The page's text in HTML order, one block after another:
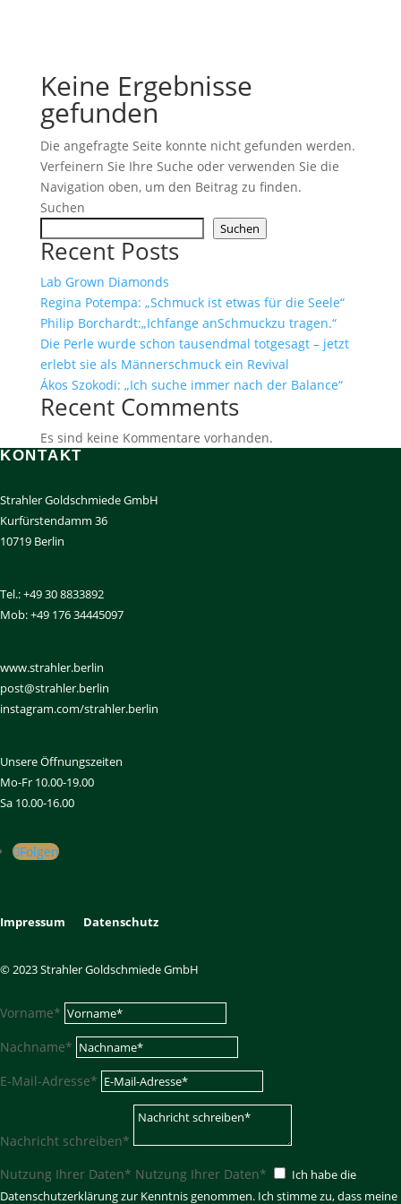
Keine Ergebnisse
gefunden
Die angefragte Seite konnte nicht gefunden werden.
Verfeinern Sie Ihre Suche oder verwenden Sie die
Navigation oben, um den Beitrag zu finden.
Suchen
Suchen
Recent Posts
Lab Grown Diamonds
Regina Potempa: „Schmuck ist etwas für die Seele“
Philip Borchardt:„Ichfange anSchmuckzu tragen.“
Die Perle wurde schon tausendmal totgesagt – jetzt
erlebt sie als Männerschmuck ein Revival
Ákos Szokodi: „Ich suche immer nach der Balance“
Recent Comments
Es sind keine Kommentare vorhanden.
KONTAKT
Strahler Goldschmiede GmbH
Kurfürstendamm 36
10719 Berlin
Tel.: +49 30 8833892
Mob: +49 176 34445097
www.strahler.berlin
post@strahler.berlin
instagram.com/strahler.berlin
Unsere Öffnungszeiten
Mo-Fr 10.00-19.00
Sa 10.00-16.00
Folgen
Impressum Datenschutz
© 2023 Strahler Goldschmiede GmbH
Vorname*
Nachname*
E-Mail-Adresse*
Nachricht schreiben*
Nutzung Ihrer Daten* Nutzung Ihrer Daten*
Ich habe die
Datenschutzerklärung zur Kenntnis genommen. Ich stimme zu, dass meine